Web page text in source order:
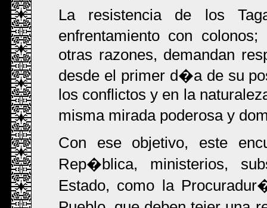
La resistencia de los
enfrentamiento con
otras razones, demandan
desde el primer d�a de su
los conflictos y en la
misma mirada poderosa y
Con ese objetivo, este
Rep�blica, ministerios,
Estado, como la